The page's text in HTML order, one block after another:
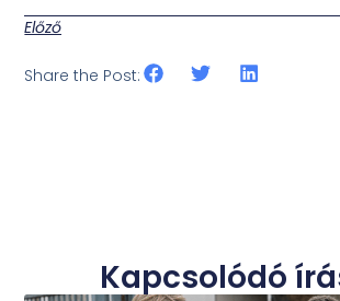
Előző
Share the Post:
Kapcsolódó